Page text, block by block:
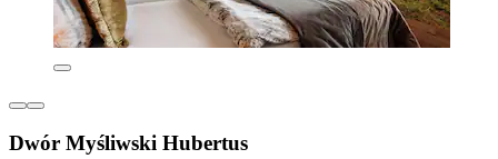
Dwór Myśliwski Hubertus